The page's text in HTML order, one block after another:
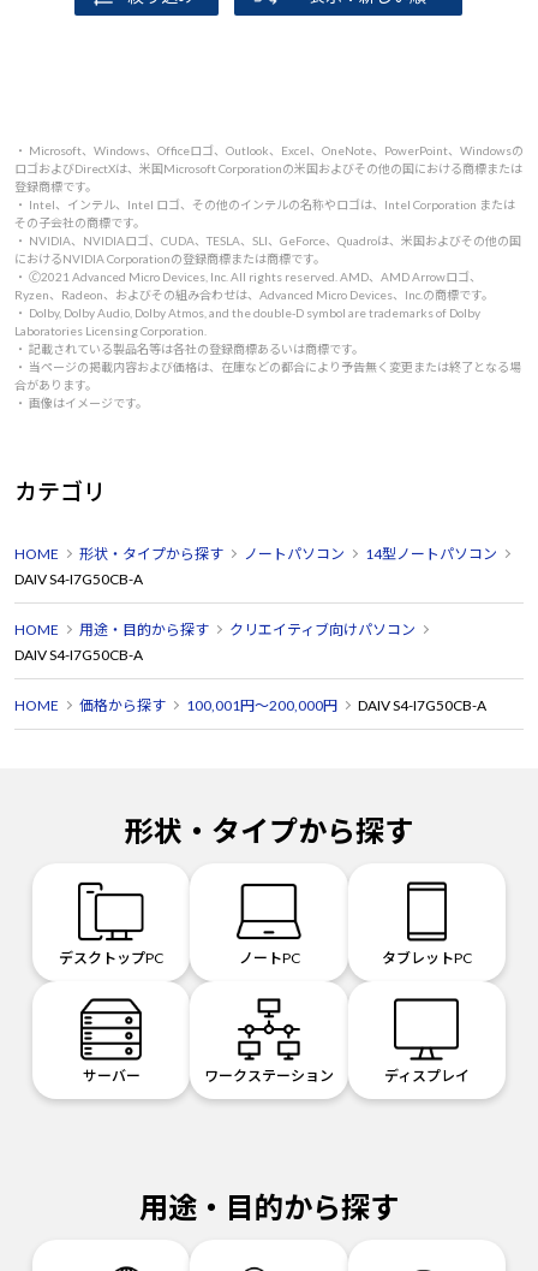
・ Microsoft、Windows、Officeロゴ、Outlook、Excel、OneNote、PowerPoint、Windowsの
ロゴおよびDirectXは、米国Microsoft Corporationの米国およびその他の国における商標または
登録商標です。
・ Intel、インテル、Intel ロゴ、その他のインテルの名称やロゴは、Intel Corporation または
その子会社の商標です。
・ NVIDIA、NVIDIAロゴ、CUDA、TESLA、SLI、GeForce、Quadroは、米国およびその他の国
におけるNVIDIA Corporationの登録商標または商標です。
・ 🄫2021 Advanced Micro Devices, Inc. All rights reserved. AMD、AMD Arrowロゴ、
Ryzen、Radeon、およびその組み合わせは、Advanced Micro Devices、Inc.の商標です。
・ Dolby, Dolby Audio, Dolby Atmos, and the double-D symbol are trademarks of Dolby
Laboratories Licensing Corporation.
・ 記載されている製品名等は各社の登録商標あるいは商標です。
・ 当ページの掲載内容および価格は、在庫などの都合により予告無く変更または終了となる場
合があります。
・ 画像はイメージです。
カテゴリ
HOME 形状・タイプから探す ノートパソコン
14型ノートパソコン
DAIV S4-I7G50CB-A
HOME 用途・目的から探す
クリエイティブ向けパソコン
DAIV S4-I7G50CB-A
HOME 価格から探す 100,001円～200,000円 DAIV S4-I7G50CB-A
形状・タイプから探す
デスクトップPC ノートPC タブレットPC
サーバー ワークステーション ディスプレイ
用途・目的から探す